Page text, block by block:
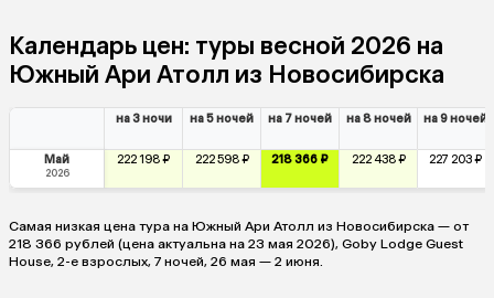
Календарь цен: туры весной 2026 на
Южный Ари Атолл из Новосибирска
на 3 ночи на 5 ночей на 7 ночей на 8 ночей на 9 ночей
Май
2026
222 198 ₽ 222 598 ₽ 218 366 ₽ 222 438 ₽ 227 203 ₽
Самая низкая цена тура на Южный Ари Атолл из Новосибирска — от
218 366 рублей (цена актуальна на 23 мая 2026), Goby Lodge Guest
House, 2-е взрослых, 7 ночей, 26 мая — 2 июня.